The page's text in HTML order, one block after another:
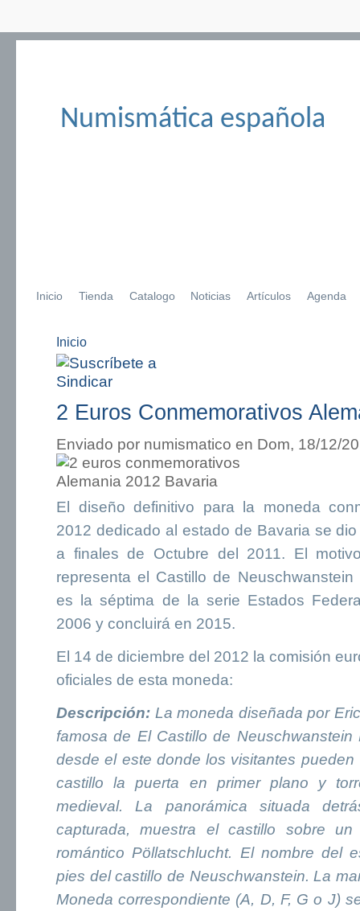
Numismática española
Inicio Tienda Catalogo Noticias Artículos Agenda
Se encuentra usted aquí
Inicio
2 Euros Conmemorativos
Enviado por numismatico en Dom, 18/12/
El diseño definitivo para la moneda
2012 dedicado al estado de Bavaria se
a finales de Octubre del 2011. El
representa el Castillo de
es la séptima de la serie Estados
2006 y concluirá en 2015.
El 14 de diciembre del 2012 la comisión
oficiales de esta moneda:
Descripción: La moneda diseñada por
famosa de El Castillo de
desde el este donde los visitantes
castillo la puerta en primer plano y
medieval. La panorámica situada
capturada, muestra el castillo sobre
romántico Pöllatschlucht. El nombre del
pies del castillo de Neuschwanstein. La
Moneda correspondiente (A, D, F, G o J)